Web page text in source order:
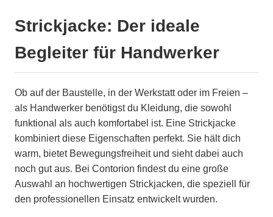
Strickjacke: Der ideale
Begleiter für Handwerker
Ob auf der Baustelle, in der Werkstatt oder im Freien –
als Handwerker benötigst du Kleidung, die sowohl
funktional als auch komfortabel ist. Eine Strickjacke
kombiniert diese Eigenschaften perfekt. Sie hält dich
warm, bietet Bewegungsfreiheit und sieht dabei auch
noch gut aus. Bei Contorion findest du eine große
Auswahl an hochwertigen Strickjacken, die speziell für
den professionellen Einsatz entwickelt wurden.